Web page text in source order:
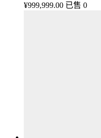
¥999,999.00 已售 0